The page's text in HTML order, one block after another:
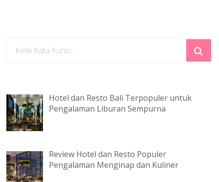
Sesuatu?
Hotel dan Resto Bali Terpopuler untuk
Pengalaman Liburan Sempurna
Review Hotel dan Resto Populer
Pengalaman Menginap dan Kuliner